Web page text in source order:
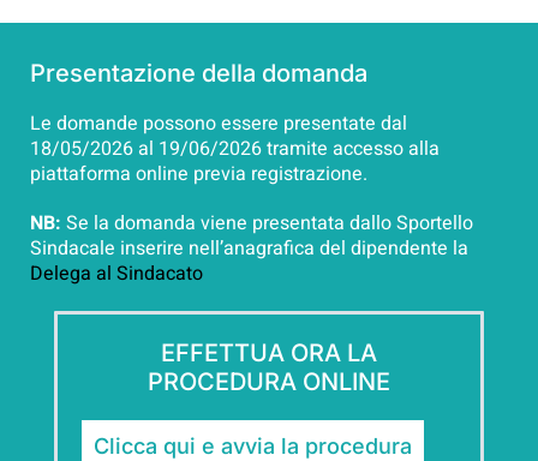
Presentazione della domanda
Le domande possono essere presentate dal
18/05/2026 al 19/06/2026 tramite accesso alla
piattaforma online previa registrazione.
NB: Se la domanda viene presentata dallo Sportello
Sindacale inserire nell’anagrafica del dipendente la
Delega al Sindacato
EFFETTUA ORA LA
PROCEDURA ONLINE
Clicca qui e avvia la procedura